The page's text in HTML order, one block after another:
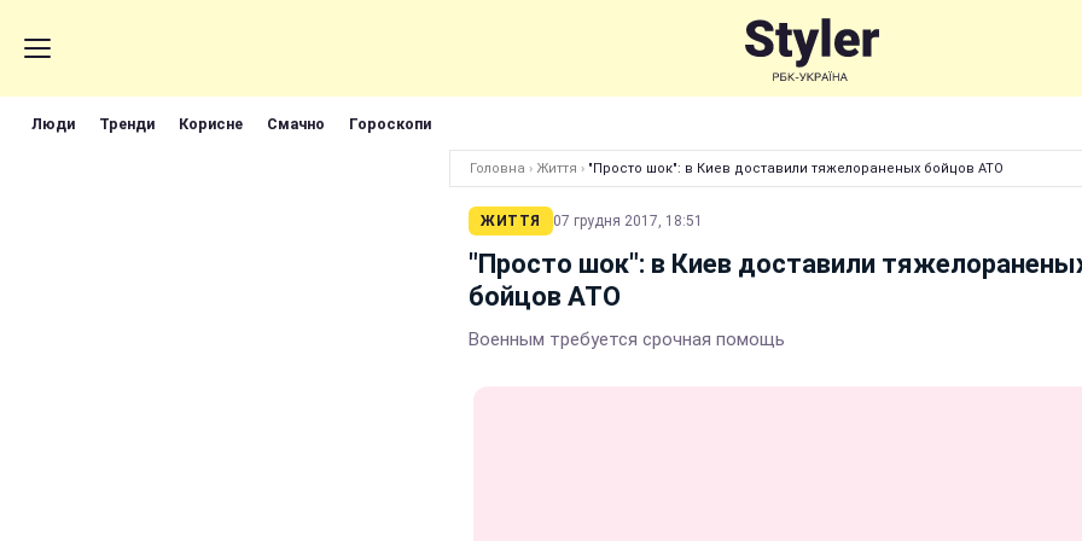
Люди Тренди Корисне Смачно Гороскопи
Головна › Життя › "Просто шок": в Киев доставили тяжелораненых бойцов АТО
ЖИТТЯ 07 грудня 2017, 18:51
"Просто шок": в Киев доставили
бойцов АТО
Военным требуется срочная помощь